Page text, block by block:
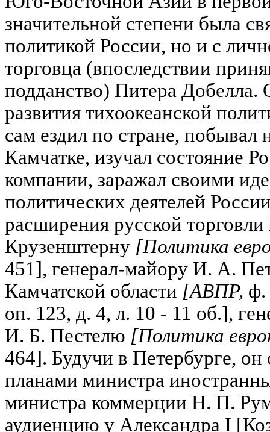
значительной степени была
политикой России, но и с
торговца (впоследствии
подданство) Питера
развития тихоокеанской
сам ездил по стране, побывал
Камчатке, изучал состояние
компании, заражал своими
политических деятелей
расширения русской
Крузенштерну [Политика
451], генерал-майору И. А.
Камчатской области [АВПР, ф.
оп. 123, д. 4, л. 10 - 11 об.],
И. Б. Пестелю [Политика
464]. Будучи в Петербурге,
планами министра
министра коммерции Н. П.
аудиенцию у Александра I